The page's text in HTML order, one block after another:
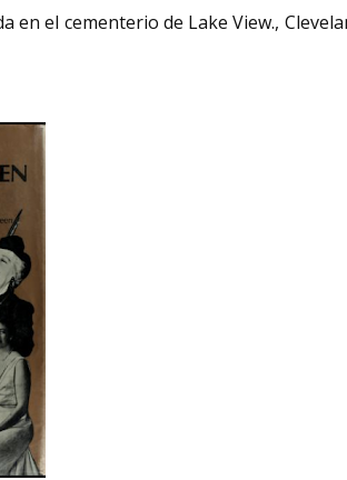
el cementerio de Lake View.,